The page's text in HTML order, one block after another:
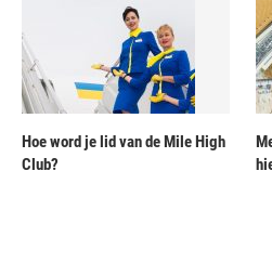
Hoe word je lid van de Mile High
Club?